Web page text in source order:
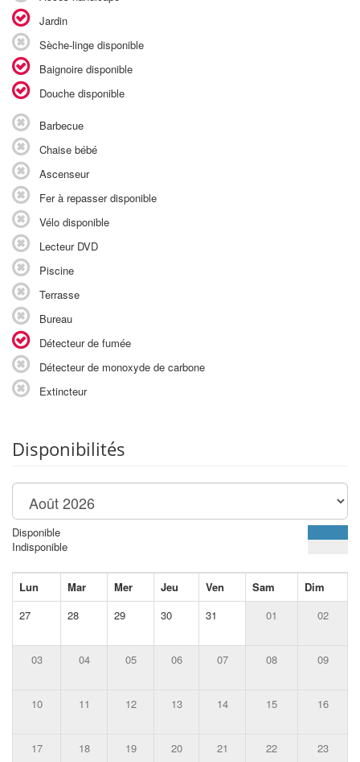
Jardin
Sèche-linge disponible
Baignoire disponible
Douche disponible
Barbecue
Chaise bébé
Ascenseur
Fer à repasser disponible
Vélo disponible
Lecteur DVD
Piscine
Terrasse
Bureau
Détecteur de fumée
Détecteur de monoxyde de carbone
Extincteur
Disponibilités
Disponible
Indisponible
Lun Mar Mer Jeu Ven Sam
Dim
27
28 29 30 31 01 02
03 04 05 06 07 08 09
10 11 12 13 14 15 16
17 18 19 20 21 22 23